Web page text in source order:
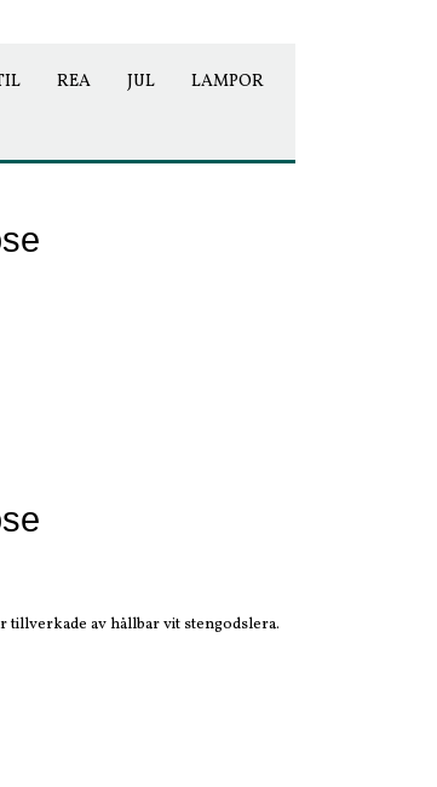
REA JUL LAMPOR
tillverkade av hållbar vit stengodslera.